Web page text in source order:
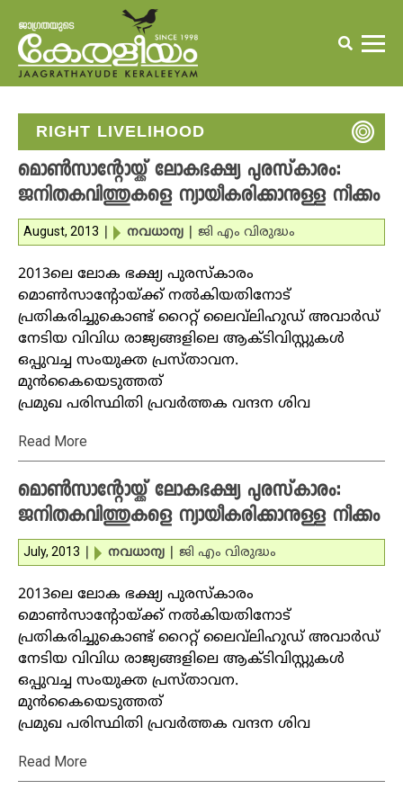
RIGHT LIVELIHOOD
മൊണ്‍സാന്റോയ്ക്ക് ലോകഭക്ഷ്യ പുരസ്‌കാരം:
ജനിതകവിത്തുകളെ ന്യായീകരിക്കാനുള്ള നീക്കം
August, 2013 നവധാന്യ ജി എം വിരുദ്ധം
2013ലെ ലോക ഭക്ഷ്യ പുരസ്‌കാരം
മൊണ്‍സാന്റോയ്ക്ക് നല്‍കിയതിനോട്
പ്രതികരിച്ചുകൊണ്ട് റൈറ്റ് ലൈവ്‌ലിഹുഡ് അവാര്‍ഡ്
നേടിയ വിവിധ രാജ്യങ്ങളിലെ ആക്ടിവിസ്റ്റുകള്‍
ഒപ്പുവച്ച സംയുക്ത പ്രസ്താവന.
മുന്‍കൈയെടുത്തത്
പ്രമുഖ പരിസ്ഥിതി പ്രവര്‍ത്തക വന്ദന ശിവ
Read More
മൊണ്‍സാന്റോയ്ക്ക് ലോകഭക്ഷ്യ പുരസ്‌കാരം:
ജനിതകവിത്തുകളെ ന്യായീകരിക്കാനുള്ള നീക്കം
July, 2013 നവധാന്യ ജി എം വിരുദ്ധം
2013ലെ ലോക ഭക്ഷ്യ പുരസ്‌കാരം
മൊണ്‍സാന്റോയ്ക്ക് നല്‍കിയതിനോട്
പ്രതികരിച്ചുകൊണ്ട് റൈറ്റ് ലൈവ്‌ലിഹുഡ് അവാര്‍ഡ്
നേടിയ വിവിധ രാജ്യങ്ങളിലെ ആക്ടിവിസ്റ്റുകള്‍
ഒപ്പുവച്ച സംയുക്ത പ്രസ്താവന.
മുന്‍കൈയെടുത്തത്
പ്രമുഖ പരിസ്ഥിതി പ്രവര്‍ത്തക വന്ദന ശിവ
Read More